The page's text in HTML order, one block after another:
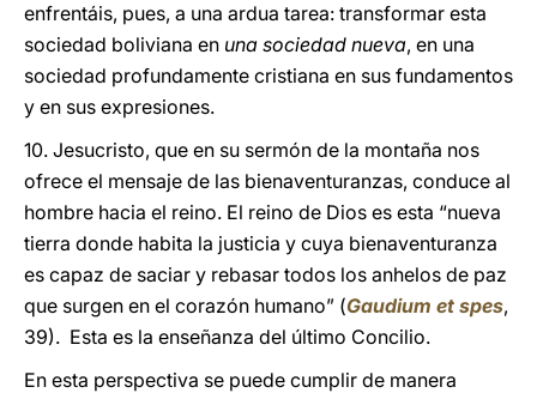
enfrentáis, pues, a una ardua tarea: transformar esta
sociedad boliviana en una sociedad nueva, en una
sociedad profundamente cristiana en sus fundamentos
y en sus expresiones.
10. Jesucristo, que en su sermón de la montaña nos
ofrece el mensaje de las bienaventuranzas, conduce al
hombre hacia el reino. El reino de Dios es esta “nueva
tierra donde habita la justicia y cuya bienaventuranza
es capaz de saciar y rebasar todos los anhelos de paz
que surgen en el corazón humano” (Gaudium et spes,
39). Esta es la enseñanza del último Concilio.
En esta perspectiva se puede cumplir de manera